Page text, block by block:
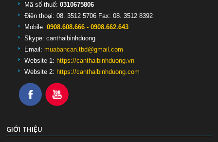
Mã số thuế:0310675806
Điện thoại: 08. 3512 5706 Fax: 08. 3512 8392
Mobile: 0908.608.666 - 0908.662.643
Skype:canthaibinhduong
Email:muabancan.tbd@gmail.com
Website 1: https://canthaibinhduong.vn
Website 2: https://canthaibinhduong.com
GIỚI THIỆU